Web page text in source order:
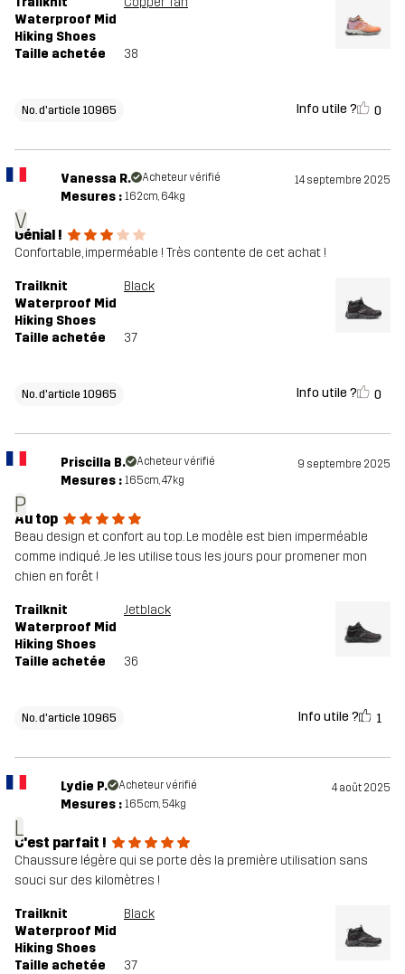
Waterproof Mid
Hiking Shoes
Taille achetée 38
No. d'article 10965 Info utile ? 0
V
Vanessa R. Acheteur vérifié 14 septembre 2025
Mesures : 162cm, 64kg
Génial !
Confortable, imperméable ! Très contente de cet achat !
Trailknit
Waterproof Mid
Hiking Shoes
Black
Taille achetée 37
No. d'article 10965 Info utile ? 0
P
Priscilla B. Acheteur vérifié 9 septembre 2025
Mesures : 165cm, 47kg
Au top
Beau design et confort au top. Le modèle est bien imperméable
comme indiqué. Je les utilise tous les jours pour promener mon
chien en forêt !
Trailknit
Waterproof Mid
Hiking Shoes
Jetblack
Taille achetée 36
No. d'article 10965 Info utile ? 1
L
Lydie P. Acheteur vérifié 4 août 2025
Mesures : 165cm, 54kg
C'est parfait !
Chaussure légère qui se porte dès la première utilisation sans
souci sur des kilomètres !
Trailknit
Waterproof Mid
Hiking Shoes
Black
Taille achetée 37